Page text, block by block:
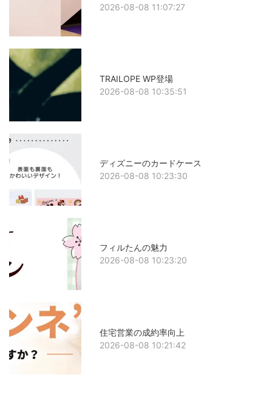
2026-08-08 11:07:27
TRAILOPE WP登場
2026-08-08 10:35:51
ディズニーのカードケース
2026-08-08 10:23:30
フィルたんの魅力
2026-08-08 10:23:20
住宅営業の成約率向上
2026-08-08 10:21:42